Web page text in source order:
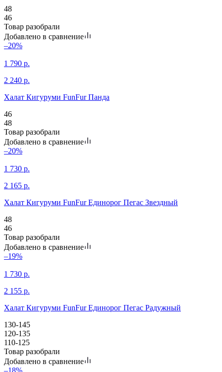
48
46
Товар разобрали
Добавлено в сравнение
–20%
1 790 р.
2 240 р.
Халат Кигуруми FunFur Панда
46
48
Товар разобрали
Добавлено в сравнение
–20%
1 730 р.
2 165 р.
Халат Кигуруми FunFur Единорог Пегас Звездный
48
46
Товар разобрали
Добавлено в сравнение
–19%
1 730 р.
2 155 р.
Халат Кигуруми FunFur Единорог Пегас Радужный
130-145
120-135
110-125
Товар разобрали
Добавлено в сравнение
–18%